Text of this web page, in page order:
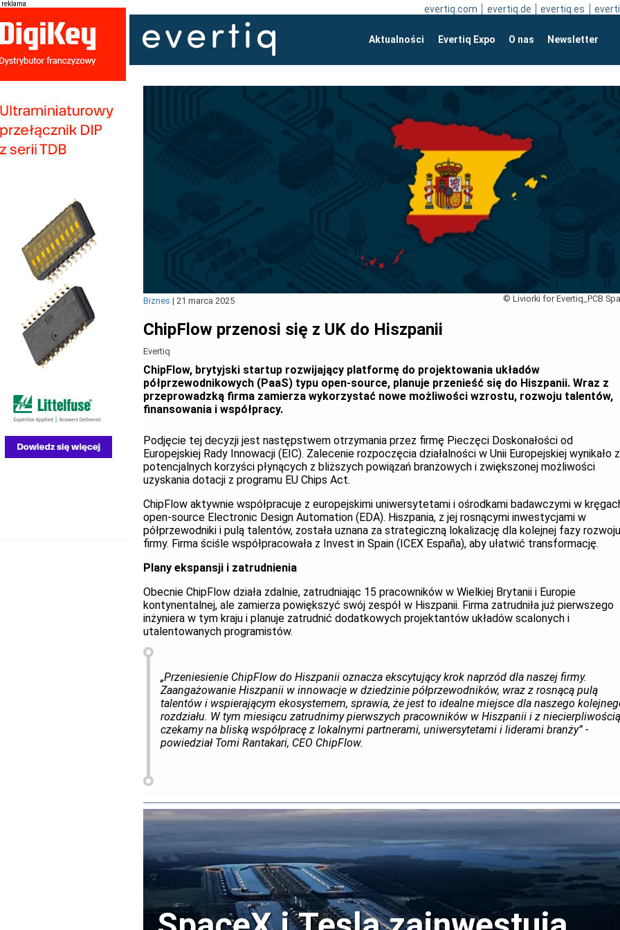
reklama evertiq.com evertiq.de evertiq.es
Aktualności Evertiq Expo O nas Newsletter
© Liviorki for Evertiq_PCB
Biznes | 21 marca 2025
ChipFlow przenosi się z UK do Hiszpanii
Evertiq
ChipFlow, brytyjski startup rozwijający platformę do projektowania układów
półprzewodnikowych (PaaS) typu open-source, planuje przenieść się do Hiszpanii. Wraz z
przeprowadzką firma zamierza wykorzystać nowe możliwości wzrostu, rozwoju talentów,
finansowania i współpracy.
Podjęcie tej decyzji jest następstwem otrzymania przez firmę Pieczęci Doskonałości od
Europejskiej Rady Innowacji (EIC). Zalecenie rozpoczęcia działalności w Unii Europejskiej wynikało z
potencjalnych korzyści płynących z bliższych powiązań branżowych i zwiększonej możliwości
uzyskania dotacji z programu EU Chips Act.
ChipFlow aktywnie współpracuje z europejskimi uniwersytetami i ośrodkami badawczymi w
open-source Electronic Design Automation (EDA). Hiszpania, z jej rosnącymi inwestycjami w
półprzewodniki i pulą talentów, została uznana za strategiczną lokalizację dla kolejnej fazy rozwoju
firmy. Firma ściśle współpracowała z Invest in Spain (ICEX España), aby ułatwić transformację.
Plany ekspansji i zatrudnienia
Obecnie ChipFlow działa zdalnie, zatrudniając 15 pracowników w Wielkiej Brytanii i Europie
kontynentalnej, ale zamierza powiększyć swój zespół w Hiszpanii. Firma zatrudniła już pierwszego
inżyniera w tym kraju i planuje zatrudnić dodatkowych projektantów układów scalonych i
utalentowanych programistów.
„Przeniesienie ChipFlow do Hiszpanii oznacza ekscytujący krok naprzód dla naszej firmy.
Zaangażowanie Hiszpanii w innowacje w dziedzinie półprzewodników, wraz z rosnącą pulą
talentów i wspierającym ekosystemem, sprawia, że jest to idealne miejsce dla naszego
rozdziału. W tym miesiącu zatrudnimy pierwszych pracowników w Hiszpanii i z niecierpliwością
czekamy na bliską współpracę z lokalnymi partnerami, uniwersytetami i liderami branży” -
powiedział Tomi Rantakari, CEO ChipFlow.